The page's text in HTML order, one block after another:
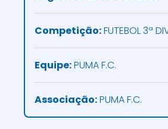
Competição:FUTEBOL 3ª
Equipe:PUMA F.C.
Associação:PUMA F.C.